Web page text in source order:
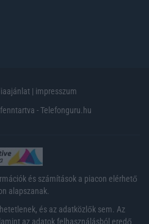
| impresszum
- Telefonguru.hu
és számítások a piacon elérhető
alapszanak.
és az adatközlők sem. Az
az adatok felhasználásból eredő